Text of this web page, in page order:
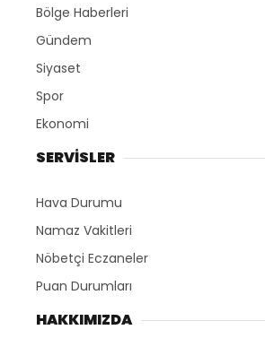
Bölge Haberleri
Gündem
Siyaset
Spor
Ekonomi
SERVİSLER
Hava Durumu
Namaz Vakitleri
Nöbetçi Eczaneler
Puan Durumları
HAKKIMIZDA